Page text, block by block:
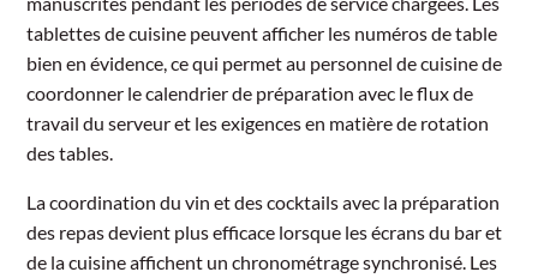
tablettes de cuisine peuvent afficher les numéros de table
bien en évidence, ce qui permet au personnel de cuisine de
coordonner le calendrier de préparation avec le flux de
travail du serveur et les exigences en matière de rotation
des tables.
La coordination du vin et des cocktails avec la préparation
des repas devient plus efficace lorsque les écrans du bar et
de la cuisine affichent un chronométrage synchronisé. Les